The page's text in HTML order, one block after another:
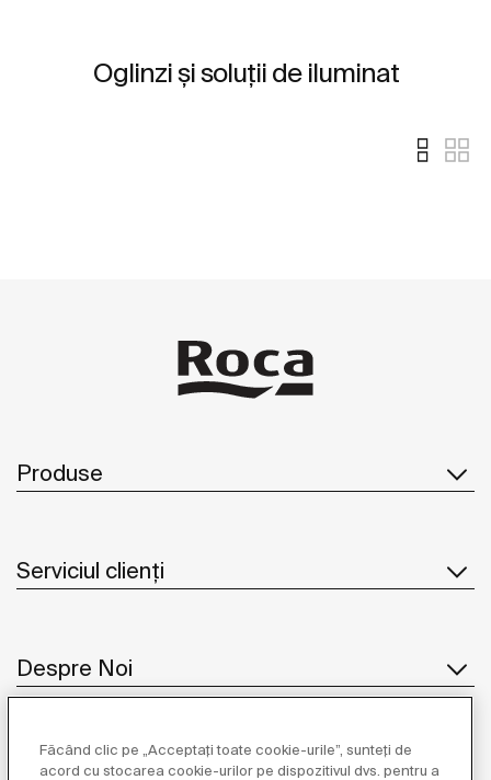
Oglinzi și soluții de iluminat
Produse
Serviciul clienți
Despre Noi
Inspirație
Făcând clic pe „Acceptați toate cookie-urile”, sunteți de
acord cu stocarea cookie-urilor pe dispozitivul dvs. pentru a